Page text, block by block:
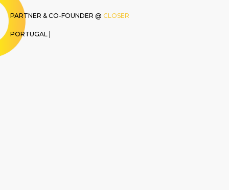
PARTNER & CO-FOUNDER @ CLOSER
PORTUGAL |